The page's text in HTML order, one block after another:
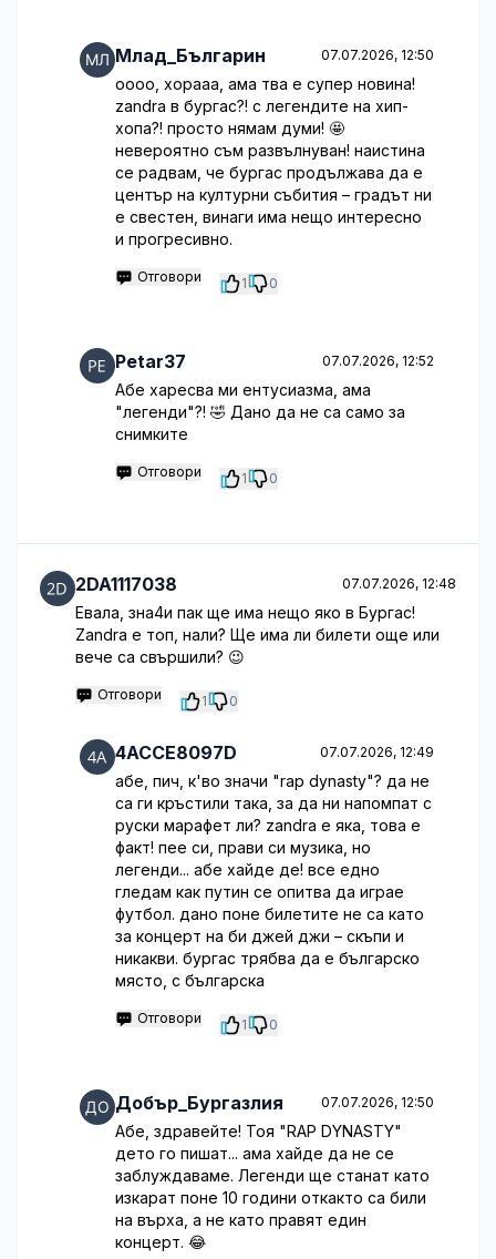
Млад_Българин 07.07.2026, 12:50
оооо, хорааа, ама тва е супер новина!
zandra в бургас?! с легендите на хип-
хопа?! просто нямам думи! 🤩
невероятно съм развълнуван! наистина
се радвам, че бургас продължава да е
център на културни събития – градът ни
е свестен, винаги има нещо интересно
и прогресивно.
Отговори 1 0
Petar37 07.07.2026, 12:52
Абе харесва ми ентусиазма, ама
"легенди"?! 🤣 Дано да не са само за
снимките
Отговори 1 0
2DA1117038 07.07.2026, 12:48
Евала, зна4и пак ще има нещо яко в Бургас!
Zandra е топ, нали? Ще има ли билети още или
вече са свършили? 😉
Отговори 1 0
4ACCE8097D 07.07.2026, 12:49
абе, пич, к'во значи "rap dynasty"? да не
са ги кръстили така, за да ни напомпат с
руски марафет ли? zandra е яка, това е
факт! пее си, прави си музика, но
легенди... абе хайде де! все едно
гледам как путин се опитва да играе
футбол. дано поне билетите не са като
за концерт на би джей джи – скъпи и
никакви. бургас трябва да е българско
място, с българска
Отговори 1 0
Добър_Бургазлия 07.07.2026, 12:50
Абе, здравейте! Тоя "RAP DYNASTY"
дето го пишат... ама хайде да не се
заблуждаваме. Легенди ще станат като
изкарат поне 10 години откакто са били
на върха, а не като правят един
концерт. 😂